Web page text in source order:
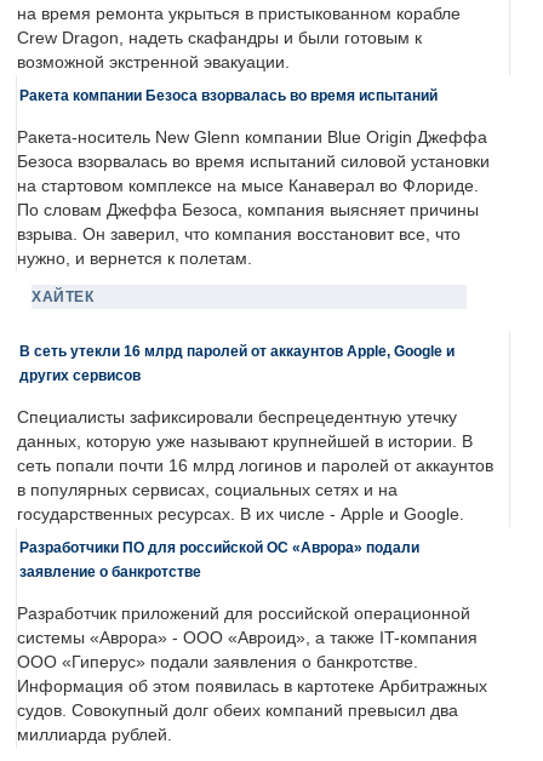
на время ремонта укрыться в пристыкованном корабле
Crew Dragon, надеть скафандры и были готовым к
возможной экстренной эвакуации.
Ракета компании Безоса взорвалась во время испытаний
Ракета-носитель New Glenn компании Blue Origin Джеффа
Безоса взорвалась во время испытаний силовой установки
на стартовом комплексе на мысе Канаверал во Флориде.
По словам Джеффа Безоса, компания выясняет причины
взрыва. Он заверил, что компания восстановит все, что
нужно, и вернется к полетам.
ХАЙТЕК
В сеть утекли 16 млрд паролей от аккаунтов Apple, Google и
других сервисов
Специалисты зафиксировали беспрецедентную утечку
данных, которую уже называют крупнейшей в истории. В
сеть попали почти 16 млрд логинов и паролей от аккаунтов
в популярных сервисах, социальных сетях и на
государственных ресурсах. В их числе - Apple и Google.
Разработчики ПО для российской ОС «Аврора» подали
заявление о банкротстве
Разработчик приложений для российской операционной
системы «Аврора» - ООО «Авроид», а также IT-компания
ООО «Гиперус» подали заявления о банкротстве.
Информация об этом появилась в картотеке Арбитражных
судов. Совокупный долг обеих компаний превысил два
миллиарда рублей.